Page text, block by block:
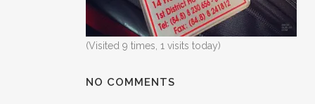
(Visited 9 times, 1 visits today)
NO COMMENTS